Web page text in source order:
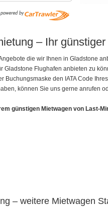
– Ihr
die wir Ihnen in Gladstone
Gladstone Flughafen anbieten zu
Buchungsmaske den IATA Code
können Sie uns gerne anrufen
günstigen Mietwagen von Last-
– weitere Mietwagen